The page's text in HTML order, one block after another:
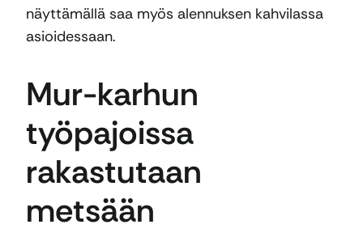
näyttämällä saa myös alennuksen kahvilassa
asioidessaan.
Mur-karhun
työpajoissa
rakastutaan
metsään